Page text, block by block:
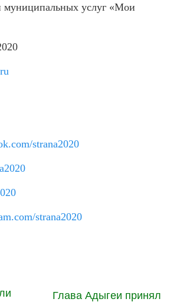
муниципальных услуг «Мои
strana2020
strana2020
Глава Адыгеи принял